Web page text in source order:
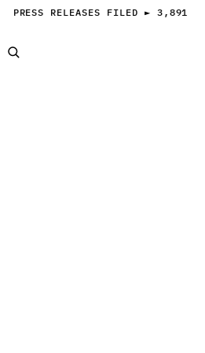
PRESS RELEASES FILED ► 3,891